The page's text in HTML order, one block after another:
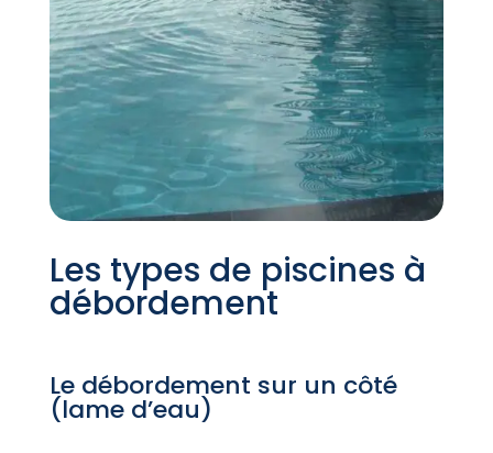
Les types de piscines à
débordement
Le débordement sur un côté
(lame d’eau)